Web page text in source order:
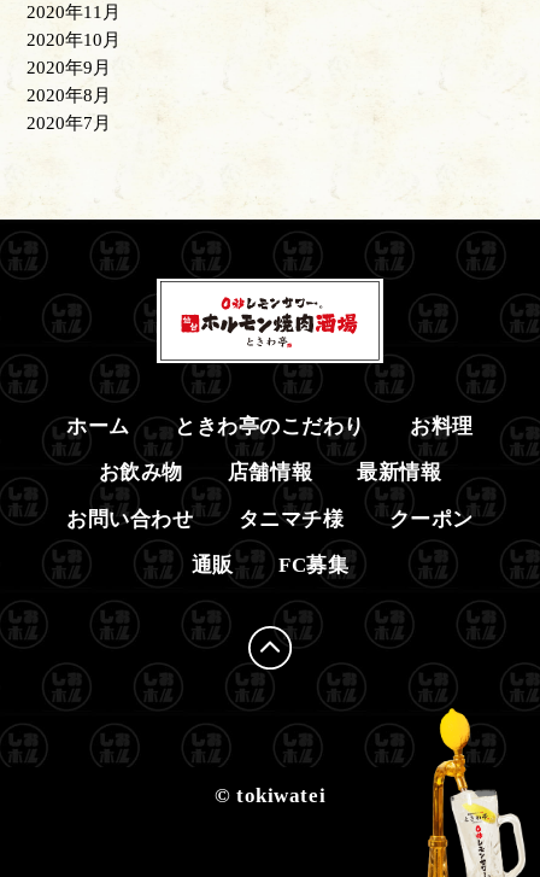
2020年11月
2020年10月
2020年9月
2020年8月
2020年7月
ホーム ときわ亭のこだわり お料理
お飲み物 店舗情報 最新情報
お問い合わせ タニマチ様 クーポン
通販 FC募集
© tokiwatei